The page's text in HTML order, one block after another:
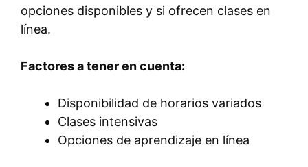
opciones disponibles y si ofrecen clases en
línea.
Factores a tener en cuenta:
Disponibilidad de horarios variados
Clases intensivas
Opciones de aprendizaje en línea